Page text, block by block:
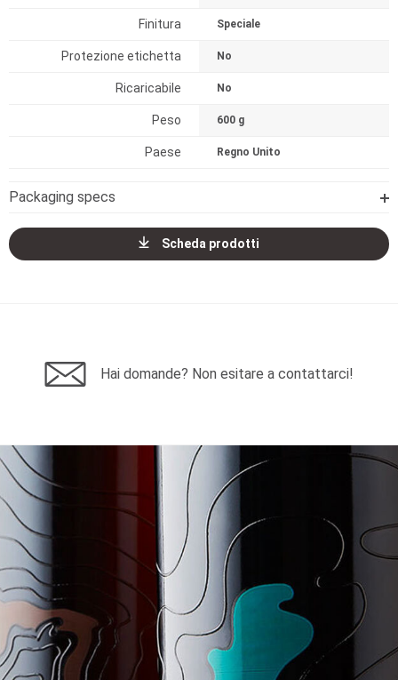
Finitura Speciale
Protezione etichetta No
Ricaricabile No
Peso 600 g
Paese Regno Unito
Packaging specs
Scheda prodotti
Hai domande? Non esitare a contattarci!